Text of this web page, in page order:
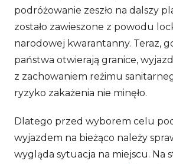
podróżowanie zeszło na dalszy
zostało zawieszone z powodu
narodowej kwarantanny. Teraz,
państwa otwierają granice,
z zachowaniem reżimu
ryzyko zakażenia nie minęło.
Dlatego przed wyborem celu
wyjazdem na bieżąco należy
wygląda sytuacja na miejscu. Na